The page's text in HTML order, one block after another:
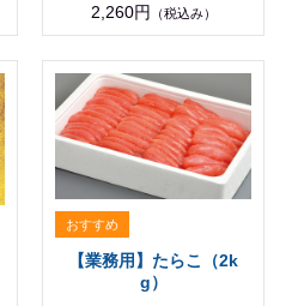
2,260円
（税込み）
【業務用】たらこ（2k
g）